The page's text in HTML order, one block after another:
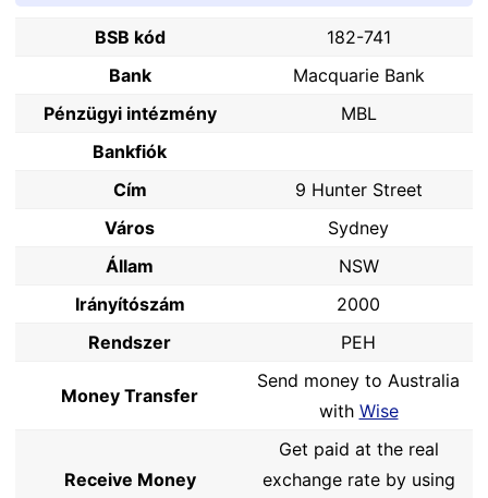
BSB kód
182-741
Bank
Macquarie Bank
Pénzügyi intézmény
MBL
Bankfiók
Cím
9 Hunter Street
Város
Sydney
Állam
NSW
Irányítószám
2000
Rendszer
PEH
Money Transfer
Send money to Australia
with Wise
Receive Money
Get paid at the real
exchange rate by using